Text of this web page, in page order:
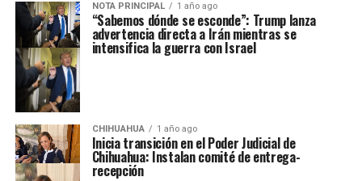
NOTA PRINCIPAL 1 año ago
“Sabemos dónde se esconde”: Trump lanza
advertencia directa a Irán mientras se
intensifica la guerra con Israel
CHIHUAHUA 1 año ago
Inicia transición en el Poder Judicial de
Chihuahua: Instalan comité de entrega-
recepción